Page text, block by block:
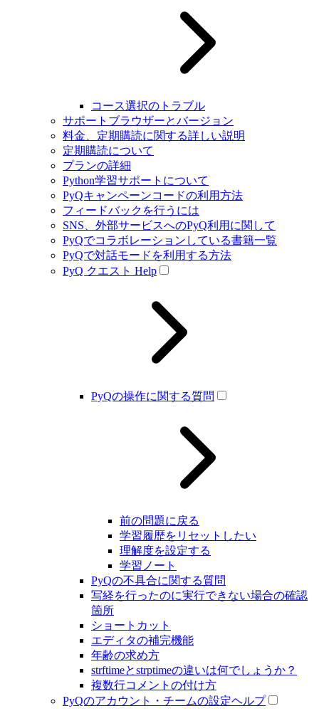
コース選択のトラブル
サポートブラウザーとバージョン
料金、定期購読に関する詳しい説明
定期購読について
プランの詳細
Python学習サポートについて
PyQキャンペーンコードの利用方法
フィードバックを行うには
SNS、外部サービスへのPyQ利用に関して
PyQでコラボレーションしている書籍一覧
PyQで対話モードを利用する方法
PyQ クエスト Help
PyQの操作に関する質問
前の問題に戻る
学習履歴をリセットしたい
理解度を設定する
学習ノート
PyQの不具合に関する質問
写経を行ったのに実行できない場合の確認
箇所
ショートカット
エディタの補完機能
年齢の求め方
strftimeとstrptimeの違いは何でしょうか？
複数行コメントの付け方
PyQのアカウント・チームの設定ヘルプ